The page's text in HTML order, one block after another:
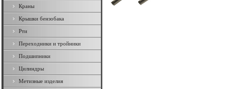
Краны
Крышки бензобака
Рти
Переходники и тройники
Подшипники
Цилиндры
Метизные изделия